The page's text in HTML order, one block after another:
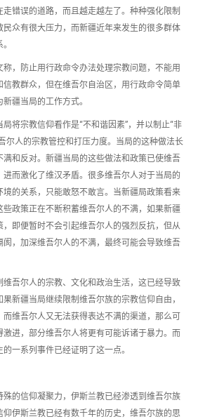
错误的道路，而且越走越左了。种种强化限制
众有很大压力，而新疆近年来发生的很多群体
，防止用行政命令办法处理宗教问题，不能用
教群众，但在维吾尔自治区，用行政命令简单
疆当局的工作方式。
将宗教信仰看作是“不和谐因素”，并以制止“非
尔人的宗教管控和打压力度。当局的这种做法长
和反对。新疆当局的这些做法和政策已使维吾
而激化了维汉矛盾。很多维吾尔人对于当局的
的关系，只能敢怒不敢言。当新疆局政策看来
政策正在不断积蓄维吾尔人的不满，如果新疆
即便暂时不会引起维吾尔人的强烈反抗，但从
，加深维吾尔人的不满，最终可能会导致维吾
吾尔人的宗教、文化和政治生活，这已经导致
新疆当局继续限制维吾尔族的宗教信仰自由，
维吾尔人又无法获得表达不满的渠道，那么可
进，部分维吾尔人将更有可能诉诸于暴力。而
一系列事件已经证明了这一点。
的信仰凝聚力，伊斯兰教已经渗透到维吾尔族
伊斯兰教已经有数千年的历史，维吾尔族的思